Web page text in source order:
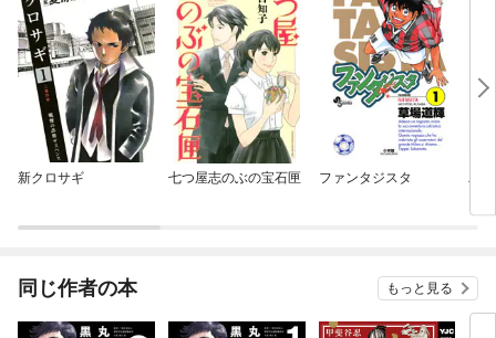
新クロサギ 七つ屋志のぶの宝石匣 ファンタジスタ バ
同じ作者の本 もっと見る